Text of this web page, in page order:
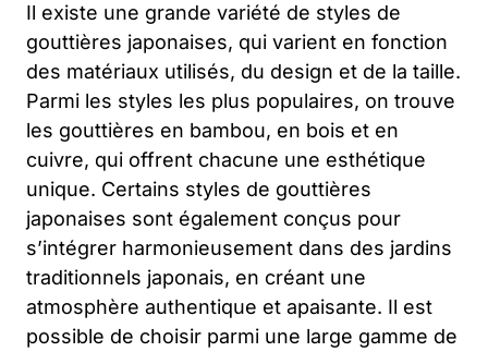
Il existe une grande variété de styles de
gouttières japonaises, qui varient en fonction
des matériaux utilisés, du design et de la taille.
Parmi les styles les plus populaires, on trouve
les gouttières en bambou, en bois et en
cuivre, qui offrent chacune une esthétique
unique. Certains styles de gouttières
japonaises sont également conçus pour
s’intégrer harmonieusement dans des jardins
traditionnels japonais, en créant une
atmosphère authentique et apaisante. Il est
possible de choisir parmi une large gamme de